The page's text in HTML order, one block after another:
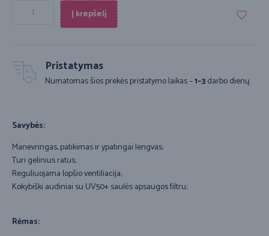
Į krepšelį
Pristatymas
Numatomas šios prekės pristatymo laikas –1–3darbo dienų.
Savybės:
Manevringas, patikimas ir ypatingai lengvas;
Turi gelinius ratus;
Reguliuojama lopšio ventiliacija;
Kokybiški audiniai su UV50+ saulės apsaugos filtru;
Rėmas: